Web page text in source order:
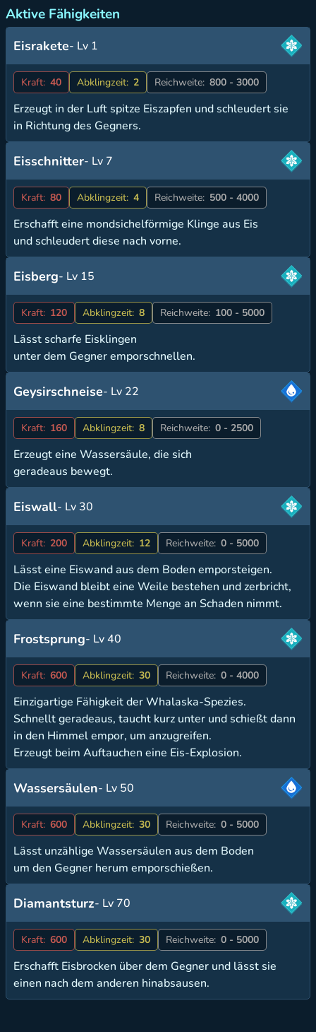
Aktive Fähigkeiten
Eisrakete- Lv 1
Kraft: 40 Abklingzeit: 2 Reichweite: 800 - 3000
Erzeugt in der Luft spitze Eiszapfen und schleudert sie
in Richtung des Gegners.
Eisschnitter- Lv 7
Kraft: 80 Abklingzeit: 4 Reichweite: 500 - 4000
Erschafft eine mondsichelförmige Klinge aus Eis
und schleudert diese nach vorne.
Eisberg- Lv 15
Kraft: 120 Abklingzeit: 8 Reichweite: 100 - 5000
Lässt scharfe Eisklingen
unter dem Gegner emporschnellen.
Geysirschneise- Lv 22
Kraft: 160 Abklingzeit: 8 Reichweite: 0 - 2500
Erzeugt eine Wassersäule, die sich
geradeaus bewegt.
Eiswall- Lv 30
Kraft: 200 Abklingzeit: 12 Reichweite: 0 - 5000
Lässt eine Eiswand aus dem Boden emporsteigen.
Die Eiswand bleibt eine Weile bestehen und zerbricht,
wenn sie eine bestimmte Menge an Schaden nimmt.
Frostsprung- Lv 40
Kraft: 600 Abklingzeit: 30 Reichweite: 0 - 4000
Einzigartige Fähigkeit der Whalaska-Spezies.
Schnellt geradeaus, taucht kurz unter und schießt dann
in den Himmel empor, um anzugreifen.
Erzeugt beim Auftauchen eine Eis-Explosion.
Wassersäulen- Lv 50
Kraft: 600 Abklingzeit: 30 Reichweite: 0 - 5000
Lässt unzählige Wassersäulen aus dem Boden
um den Gegner herum emporschießen.
Diamantsturz- Lv 70
Kraft: 600 Abklingzeit: 30 Reichweite: 0 - 5000
Erschafft Eisbrocken über dem Gegner und lässt sie
einen nach dem anderen hinabsausen.